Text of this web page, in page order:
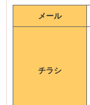
メール
チラシ